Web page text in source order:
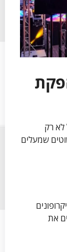
לא רק
שמעלים
את